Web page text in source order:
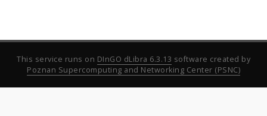
This service runs on DInGO dLibra 6.3.13 software created by
Poznan Supercomputing and Networking Center (PSNC)